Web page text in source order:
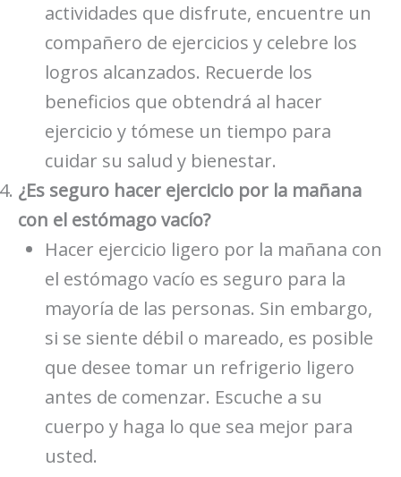
actividades que disfrute, encuentre un
compañero de ejercicios y celebre los
logros alcanzados. Recuerde los
beneficios que obtendrá al hacer
ejercicio y tómese un tiempo para
cuidar su salud y bienestar.
¿Es seguro hacer ejercicio por la mañana
con el estómago vacío?
Hacer ejercicio ligero por la mañana con
el estómago vacío es seguro para la
mayoría de las personas. Sin embargo,
si se siente débil o mareado, es posible
que desee tomar un refrigerio ligero
antes de comenzar. Escuche a su
cuerpo y haga lo que sea mejor para
usted.